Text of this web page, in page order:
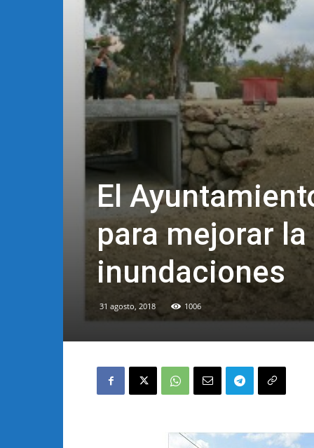
El
para mejorar
inundaciones
31 agosto, 2018 1006